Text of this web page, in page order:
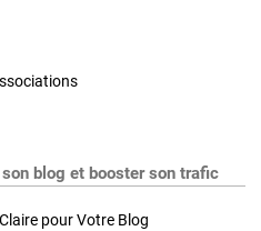
blog et booster son trafic
pour Votre Blog